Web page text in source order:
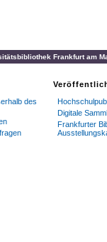
Frankfurt am
des
Digitale
Frankfurter